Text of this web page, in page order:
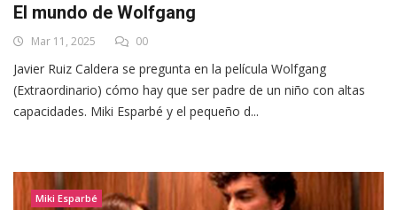
El mundo de Wolfgang
Mar 11, 2025 00
Javier Ruiz Caldera se pregunta en la película Wolfgang
(Extraordinario) cómo hay que ser padre de un niño con altas
capacidades. Miki Esparbé y el pequeño d...
Miki Esparbé